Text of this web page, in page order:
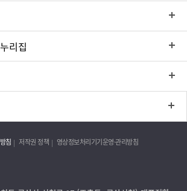
리집
침 저작권 정책 영상정보처리기기운영·관리방침